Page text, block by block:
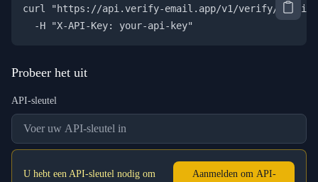
curl "https://api.verify-email.app/v1/verify/
[email
  -H "X-API-Key: your-api-key"
Probeer het uit
API-sleutel
U hebt een API-sleutel nodig om
Aanmelden om API-